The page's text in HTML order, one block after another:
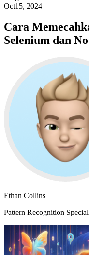
Oct15, 2024
Cara
Selenium dan
Ethan Collins
Pattern Recognition